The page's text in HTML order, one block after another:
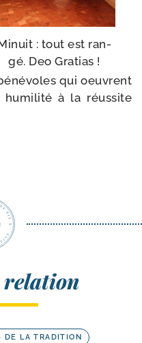
: tout est ran­
gé. Deo Gratias !
qui oeuvrent
humi­li­té à la réus­site
relation
DE LA TRADITION